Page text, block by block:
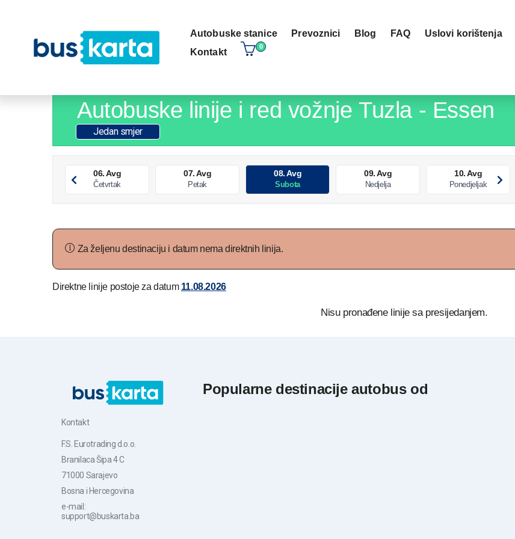
Autobuske stanice Prevoznici blog FAQ
Uslovi korištenja
kontakt
0
Autobuske linije i red vožnje Tuzla - Essen
Jedan smjer
06. Avg
Četvrtak
07. Avg
Petak
08. Avg
Subota
09. Avg
Nedjelja
10. Avg
Ponedjeljak
Za željenu destinaciju i datum nema direktnih linija.
Direktne linije postoje za datum 11.08.2026
Nisu pronađene linije sa presijedanjem.
Kontakt
F.S. Eurotrading d.o.o.
Branilaca Šipa 4 C
71000 Sarajevo
Bosna i Hercegovina
e-mail:
support@buskarta.ba
Popularne destinacije autobus od